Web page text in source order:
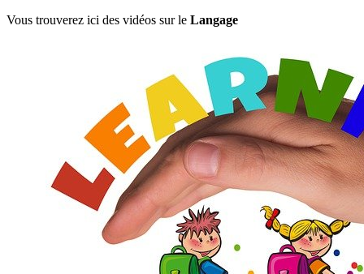
Vous trouverez ici des vidéos sur le Langage